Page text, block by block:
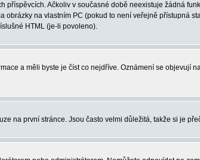
příspěvcích. Ačkoliv v současné době neexistuje žádná
obrázky na vlastním PC (pokud to není veřejně přístupná
HTML (je-li povoleno).
a měli byste je číst co nejdříve. Oznámení se objevují
na první stránce. Jsou často velmi důležitá, takže si je